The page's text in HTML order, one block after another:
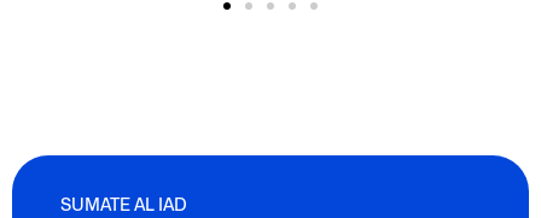
SUMATE AL IAD